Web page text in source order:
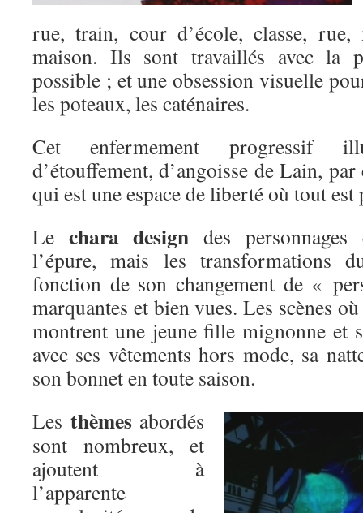
rue, train, cour d’école, classe,
maison. Ils sont travaillés avec la
possible ; et une obsession visuelle
les poteaux, les caténaires.
Cet enfermement progressif
d’étouffement, d’angoisse de Lain,
qui est une espace de liberté où tout est
Le chara design des
l’épure, mais les transformations
fonction de son changement de «
marquantes et bien vues. Les scènes
montrent une jeune fille mignonne et
avec ses vêtements hors mode, sa
son bonnet en toute saison.
Les thèmesabordés
sont nombreux, et
ajoutent à
l’apparente